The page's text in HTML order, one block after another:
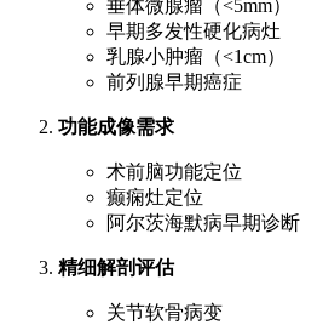
垂体微腺瘤（<5mm）
早期多发性硬化病灶
乳腺小肿瘤（<1cm）
前列腺早期癌症
功能成像需求
术前脑功能定位
癫痫灶定位
阿尔茨海默病早期诊断
精细解剖评估
关节软骨病变